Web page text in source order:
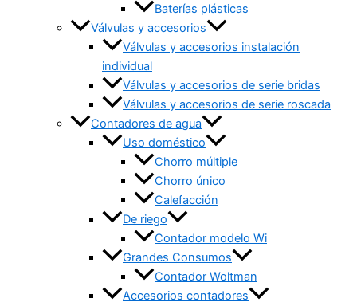
Baterías plásticas
Válvulas y accesorios
Válvulas y accesorios instalación
individual
Válvulas y accesorios de serie bridas
Válvulas y accesorios de serie roscada
Contadores de agua
Uso doméstico
Chorro múltiple
Chorro único
Calefacción
De riego
Contador modelo Wi
Grandes Consumos
Contador Woltman
Accesorios contadores